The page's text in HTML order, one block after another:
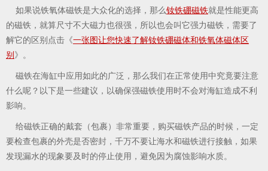
如果说铁氧体磁铁是大众化的选择，那么钕铁硼磁铁就是性能更高
的磁铁，就算尺寸不大磁力也很强，所以也会叫它强力磁铁，需要了
解它的区别点击《一张图让您快速了解钕铁硼磁体和铁氧体磁体区
别 》。
磁铁在海缸中应用如此的广泛，那么我们在正常使用中究竟要注意
什么呢？以下是一些建议，以确保强磁铁使用时不会对海缸造成不利
影响。
给磁铁正确的戴套（包裹）非常重要，购买磁铁产品的时候，一定
要检查包裹的外壳是否密封，千万不要让海水和磁铁进行接触，如果
发现漏水的现象要及时的停止使用，避免因为腐蚀影响水质。